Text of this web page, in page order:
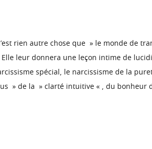
rien autre chose que » le monde de
leur donnera une leçon intime de
spécial, le narcissisme de la
» de la » clarté intuitive « , du bonheur